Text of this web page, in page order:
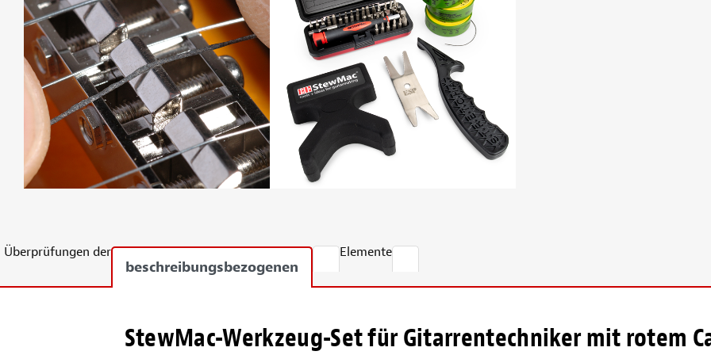
Überprüfungen der
beschreibungsbezogenen
Elemente
StewMac-Werkzeug-Set für Gitarrentechniker mit rotem